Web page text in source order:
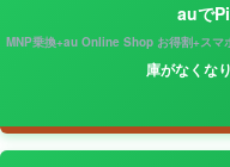
auで
MNP乗換+au Online Shop お得割+スマ
庫がなくな